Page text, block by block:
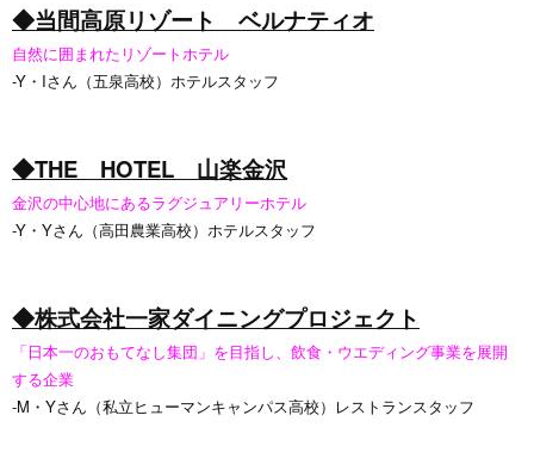
◆当間高原リゾート ベルナティオ
自然に囲まれたリゾートホテル
-Y・Iさん（五泉高校）ホテルスタッフ
◆THE HOTEL 山楽金沢
金沢の中心地にあるラグジュアリーホテル
-Y・Yさん（高田農業高校）ホテルスタッフ
◆株式会社一家ダイニングプロジェクト
「日本一のおもてなし集団」を目指し、飲食・ウエディング事業を展開
する企業
-M・Yさん（私立ヒューマンキャンパス高校）レストランスタッフ